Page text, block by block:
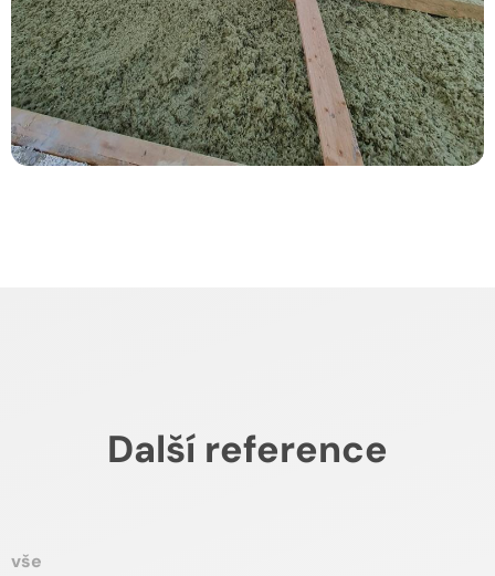
Další reference
vše